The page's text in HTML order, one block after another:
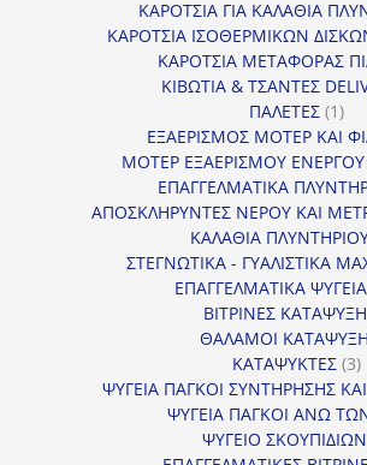
ΚΑΡΟΤΣΙΑ ΓΙΑ ΚΑΛΑΘΙΑ
ΚΑΡΟΤΣΙΑ ΙΣΟΘΕΡΜΙΚΩΝ
ΚΑΡΟΤΣΙΑ ΜΕΤΑΦΟΡΑΣ
ΚΙΒΩΤΙΑ & ΤΣΑΝΤΕΣ
ΠΑΛΕΤΕΣ 11
ΕΞΑΕΡΙΣΜΟΣ ΜΟΤΕΡ ΚΑΙ
ΜΟΤΕΡ ΕΞΑΕΡΙΣΜΟΥ
ΕΠΑΓΓΕΛΜΑΤΙΚΑ
ΑΠΟΣΚΛΗΡΥΝΤΕΣ ΝΕΡΟΥ ΚΑΙ
ΚΑΛΑΘΙΑ
ΣΤΕΓΝΩΤΙΚΑ - ΓΥΑΛΙΣΤΙΚΑ
ΕΠΑΓΓΕΛΜΑΤΙΚΑ ΨΥΓΕΙΑ
ΒΙΤΡΙΝΕΣ ΚΑΤΑΨΥΞΗ
ΘΑΛΑΜΟΙ ΚΑΤΑΨΥΞΗ
ΚΑΤΑΨΥΚΤΕΣ 33
ΨΥΓΕΙΑ ΠΑΓΚΟΙ ΣΥΝΤΗΡΗΣΗΣ
ΨΥΓΕΙΑ ΠΑΓΚΟΙ ΑΝΩ
ΨΥΓΕΙΟ ΣΚΟΥΠΙΔΙΩΝ